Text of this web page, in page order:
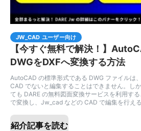
JW_CAD ユーザー向け
【今すぐ無料で解決！】
DWGをDXFへ変換する方法
AutoCAD の標準形式である DWG ファイルは
CAD でないと編集することはできません。し
ても DARE の無料図面変換サービスを利用す
で変換し、Jw_cad などの CAD で編集を行え
紹介記事を読む